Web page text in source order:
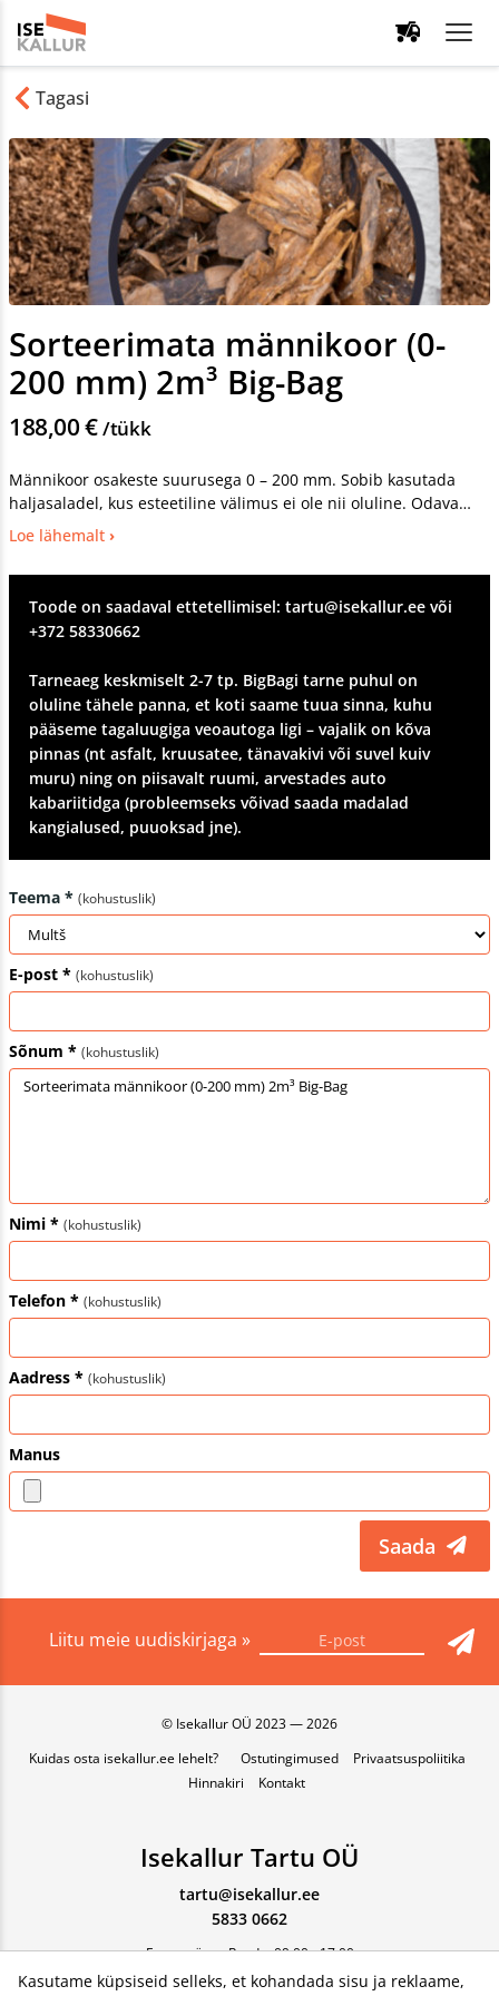
Tagasi
Sorteerimata männikoor (0-
200 mm) 2m³ Big-Bag
188,00 €/tükk
Männikoor osakeste suurusega 0 – 200 mm. Sobib kasutada
haljasaladel, kus esteetiline välimus ei ole nii oluline. Odava
hinna tõttu on see parim puukoor tervise- ja suusaradade
kihi paksus 7-10 cm.
Loe lähemalt
Toode on saadaval ettetellimisel: tartu@isekallur.ee või
+372 58330662
Tarneaeg keskmiselt 2-7 tp. BigBagi tarne puhul on
oluline tähele panna, et koti saame tuua sinna, kuhu
pääseme tagaluugiga veoautoga ligi – vajalik on kõva
pinnas (nt asfalt, kruusatee, tänavakivi või suvel kuiv
muru) ning on piisavalt ruumi, arvestades auto
kabariitidga (probleemseks võivad saada madalad
kangialused, puuoksad jne).
Teema * (kohustuslik)
E-post * (kohustuslik)
Sõnum * (kohustuslik)
Nimi * (kohustuslik)
Telefon * (kohustuslik)
Aadress * (kohustuslik)
Manus
Saada
Liitu meie uudiskirjaga »
© Isekallur OÜ 2023 — 2026
Kuidas osta isekallur.ee lehelt?
Ostutingimused
Privaatsuspoliitika
Hinnakiri
Kontakt
Isekallur Tartu OÜ
tartu@isekallur.ee
5833 0662
Esmaspäev - Reede, 09:00 - 17:00
Kasutame küpsiseid selleks, et kohandada sisu ja reklaame,